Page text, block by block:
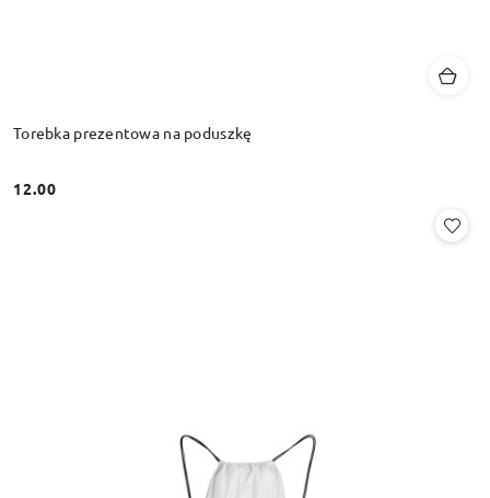
Torebka prezentowa na poduszkę
Cena:
12.00